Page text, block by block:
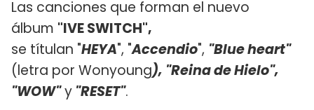
Las canciones que forman el nuevo
álbum "IVE SWITCH",
se títulan "HEYA", "Accendio", "Blue heart"
(letra por Wonyoung), "Reina de Hielo",
"WOW"y "RESET".